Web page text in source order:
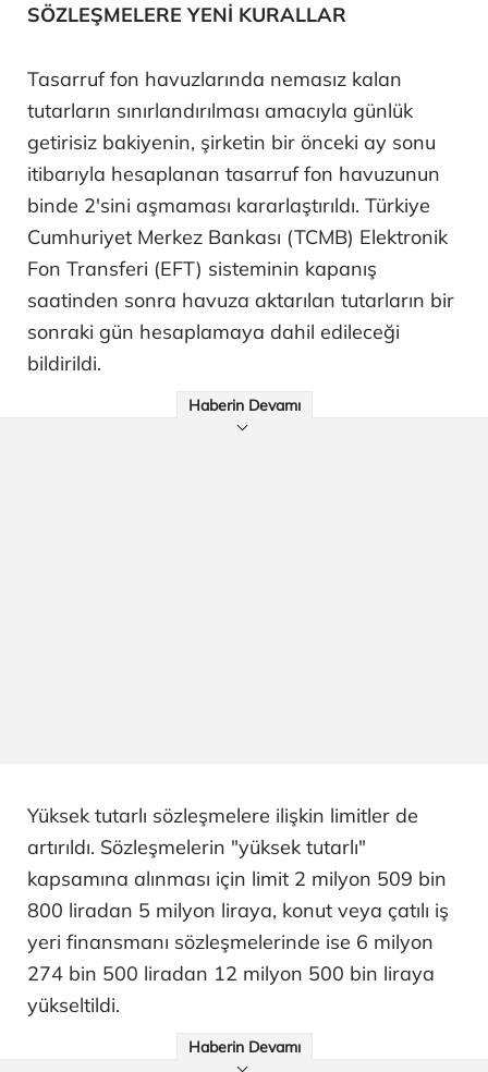
SÖZLEŞMELERE YENİ KURALLAR
Tasarruf fon havuzlarında nemasız kalan
tutarların sınırlandırılması amacıyla günlük
getirisiz bakiyenin, şirketin bir önceki ay sonu
itibarıyla hesaplanan tasarruf fon havuzunun
binde 2'sini aşmaması kararlaştırıldı. Türkiye
Cumhuriyet Merkez Bankası (TCMB) Elektronik
Fon Transferi (EFT) sisteminin kapanış
saatinden sonra havuza aktarılan tutarların bir
sonraki gün hesaplamaya dahil edileceği
bildirildi.
Haberin Devamı
Yüksek tutarlı sözleşmelere ilişkin limitler de
artırıldı. Sözleşmelerin "yüksek tutarlı"
kapsamına alınması için limit 2 milyon 509 bin
800 liradan 5 milyon liraya, konut veya çatılı iş
yeri finansmanı sözleşmelerinde ise 6 milyon
274 bin 500 liradan 12 milyon 500 bin liraya
yükseltildi.
Haberin Devamı